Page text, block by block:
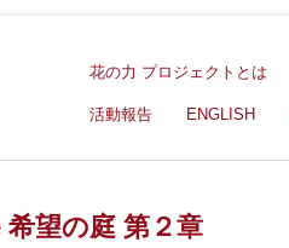
花の力 プロジェクトとは
活動報告 ENGLISH
望の庭 第２章